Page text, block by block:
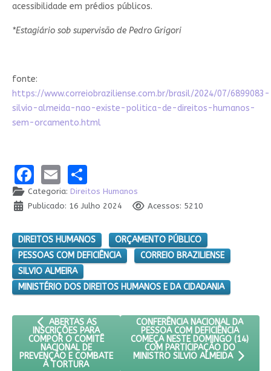
acessibilidade em prédios públicos.
*Estagiário sob supervisão de Pedro Grigori
fonte:
https://www.correiobraziliense.com.br/brasil/2024/07/6899083-
silvio-almeida-nao-existe-politica-de-direitos-humanos-
sem-orcamento.html
Facebook
EmailShare
Categoria: Direitos Humanos
Publicado: 16 Julho 2024
Acessos: 5210
DIREITOS HUMANOS
ORÇAMENTO PÚBLICO
PESSOAS COM DEFICIÊNCIA
CORREIO BRAZILIENSE
SILVIO ALMEIRA
MINISTÉRIO DOS DIREITOS HUMANOS E DA CIDADANIA
ARTIGO ANTERIOR: ABERTAS AS INSCRIÇÕES PARA
ABERTAS AS
INSCRIÇÕES PARA
COMPOR O COMITÊ
NACIONAL DE
PREVENÇÃO E COMBATE
À TORTURA
PRÓXIMO ARTIGO: CONFERÊNCIA
CONFERÊNCIA NACIONAL DA
PESSOA COM DEFICIÊNCIA
COMEÇA NESTE DOMINGO (14)
COM PARTICIPAÇÃO DO
MINISTRO SILVIO ALMEIDA